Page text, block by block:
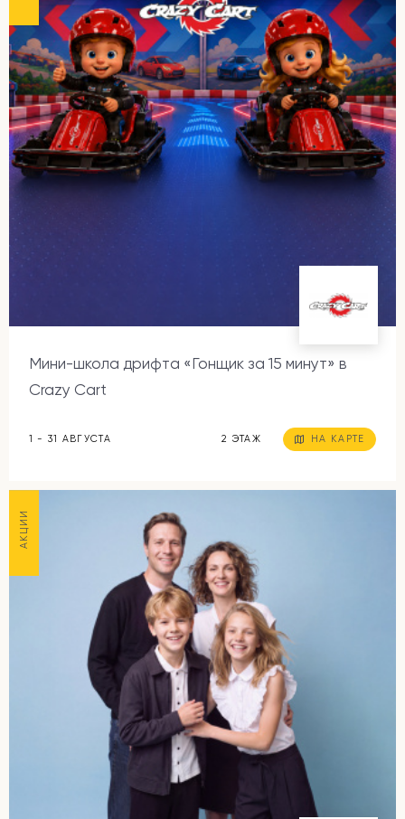
Мини-школа дрифта «Гонщик за 15 минут» в
Crazy Cart
1 - 31 АВГУСТА 2 ЭТАЖ НА КАРТЕ
АКЦИИ